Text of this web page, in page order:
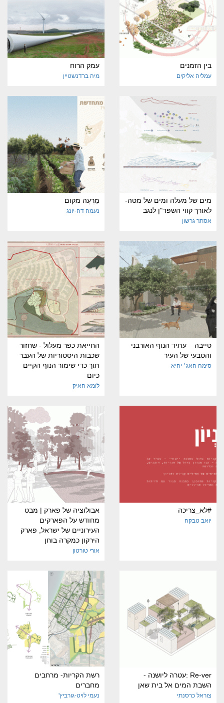
בין הזמנים
עמליה אליקים
עמק הרוח
מיה ברדנשטיין
מים של מעלה ומים של מטה-
לאורך קווי השפד"ן לנגב
אסתר גרשון
מִרְעֶה מקום
נעמה דה-יונג
טייבה – עתיד הנוף האורבני
והטבעי של העיר
סימה חאג׳ יחיא
החייאת כפר מעלול - שחזור
שכבות היסטוריות של העבר
תוך כדי שימור הנוף הקיים
כיום
לומא חאיק
#לא_צריכה
יואב טבקה
אבולוציה של פארק | מבט
מחודש על הפארקים
העירוניים של ישראל, פארק
הירקון כמקרה בוחן
אורי טורטון
Re-ver :עטרה ליושנה -
השבת המים אל בית שאן
צוראל כרסנתי
רשת הקריות- מרחבים
מחברים
נעמי לויט-גורביץ'